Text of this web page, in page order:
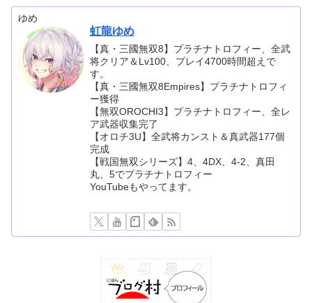
ゆめ
虹龍ゆめ
【真・三國無双8】プラチナトロフィー、全武
将クリア＆Lv100、プレイ4700時間超えで
す。
【真・三國無双8Empires】プラチナトロフィ
ー獲得
【無双OROCHI3】プラチナトロフィー、全レ
ア武器収集完了
【オロチ3U】全武将カンスト＆真武器177個
完成
【戦国無双シリーズ】4、4DX、4-2、真田
丸、5でプラチナトロフィー
YouTubeもやってます。